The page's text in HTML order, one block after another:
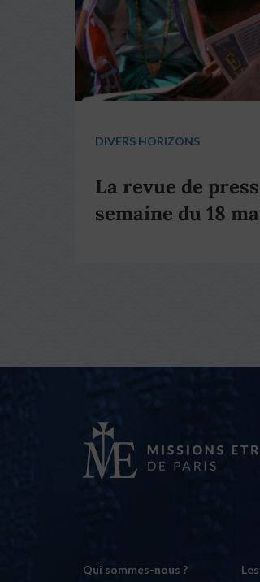
DIVERS HORIZONS
La revue de
semaine du 18
Qui sommes-nous ?